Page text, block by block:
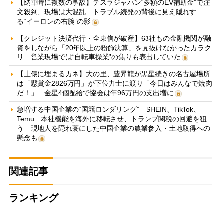
【納車時に複数の事故】テスラジャパン“多額のEV補助金”で注
文殺到、現場は大混乱 トラブル続発の背後に見え隠れす
る“イーロンの右腕”の影
【クレジット決済代行・全東信が破産】63社もの金融機関が融
資をしながら「20年以上の粉飾決算」を見抜けなかったカラク
リ 営業現場では“自転車操業”の焦りも表出していた
【土俵に埋まるカネ】大の里、豊昇龍が黒星続きの名古屋場所
は「懸賞金2826万円」が下位力士に渡り「今日はみんなで焼肉
だ！」 金星4個配給で協会は年96万円の支出増に
急増する中国企業の“国籍ロンダリング” SHEIN、TikTok、
Temu…本社機能を海外に移転させ、トランプ関税の回避を狙
う 現地人を隠れ蓑にした中国企業の農業参入・土地取得への
懸念も
関連記事
ランキング